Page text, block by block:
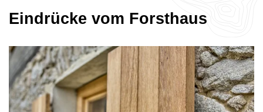
Eindrücke vom Forsthaus